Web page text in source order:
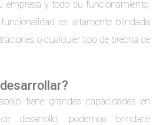
empresa y todo su funcionamiento,
es altamente blindada
o cualquier tipo de brecha de
tiene grandes capacidades en
desarrollo, podemos brindarle